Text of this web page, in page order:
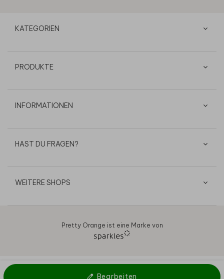
Bearbeiten
KATEGORIEN
PRODUKTE
INFORMATIONEN
HAST DU FRAGEN?
WEITERE SHOPS
Pretty Orange ist eine Marke von
AGB Datenschutz Cookies Impressum © 2026